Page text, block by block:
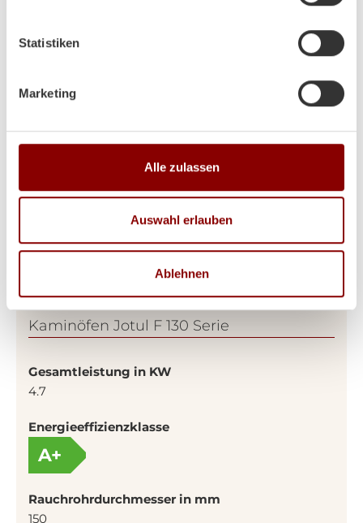
Statistiken
Marketing
Alle zulassen
Auswahl erlauben
Ablehnen
Produktdetails
Kaminöfen Jotul F 130 Serie
Gesamtleistung in KW
4.7
Energieeffizienzklasse
A+
Rauchrohrdurchmesser in mm
150